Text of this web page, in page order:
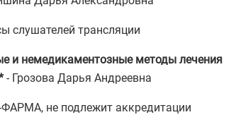
слушателей трансляции
и немедикаментозные методы лечения
- Грозова Дарья Андреевна
не подлежит аккредитации